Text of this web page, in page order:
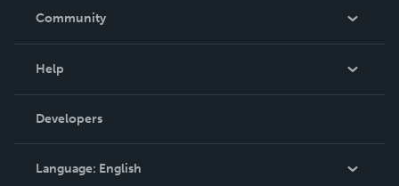
In The News
Community
Podcast
Help
Order Lookup
Knowledge Base
Contact Support
Developers
Language: English